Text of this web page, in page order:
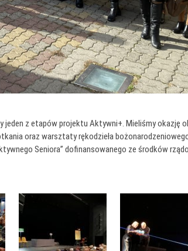
z etapów projektu Aktywni+. Mieliśmy okazję
oraz warsztaty rękodzieła
Seniora” dofinansowanego ze środków